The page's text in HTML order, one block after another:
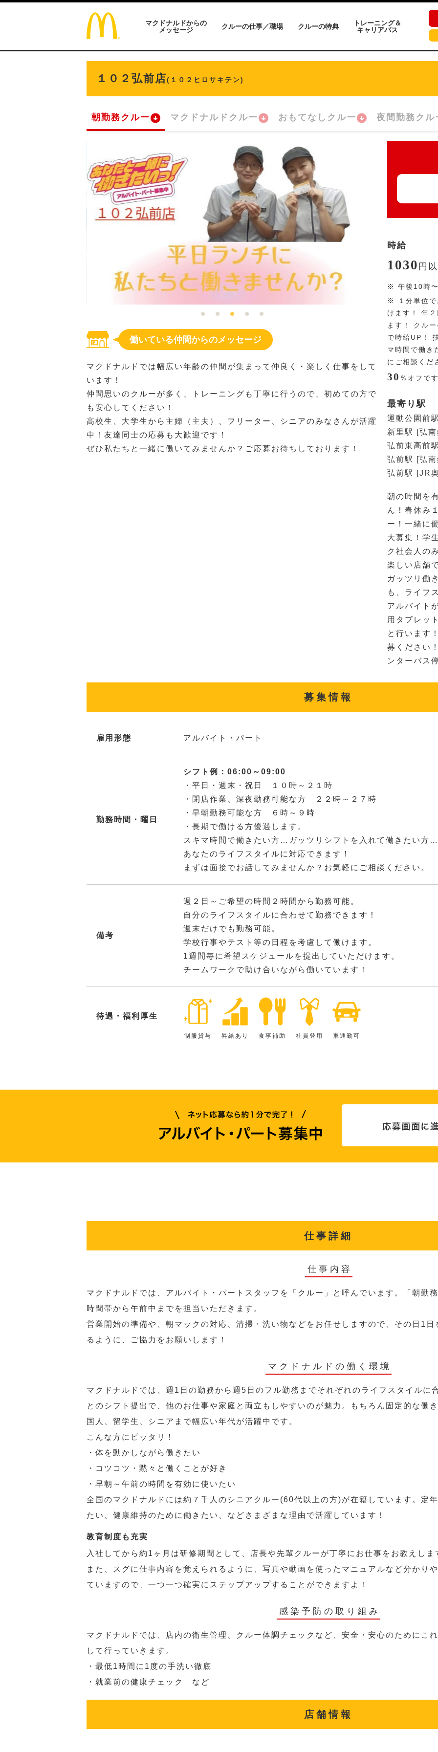
マクドナルドからの
メッセージ
クルーの仕事／職場 クルーの特典
トレーニング＆
キャリアパス
１０２弘前店(１０２ヒロサキテン)
朝勤務クルー マクドナルドクルー おもてなしクルー 夜間勤務クル
働いている仲間からのメッセージ
マクドナルドでは幅広い年齢の仲間が集まって仲良く・楽しく仕事をして
います！
仲間思いのクルーが多く、トレーニングも丁寧に行うので、初めての方で
も安心してください！
高校生、大学生から主婦（主夫）、フリーター、シニアのみなさんが活躍
中！友達同士の応募も大歓迎です！
ぜひ私たちと一緒に働いてみませんか？ご応募お待ちしております！
時給
1030 円
※ 午後10時
※
１分単位
けます！ 年
ます！ クル
で時給UP！
マ時間で働き
にご相談くだ
30 ％ オフです
最寄り駅
運動公園前
新里駅 [弘
弘前東高前
弘前駅 [弘
弘前駅 [JR
朝の時間を
ん！春休み
ー！一緒に
大募集！学
ク社会人の
楽しい店舗
ガッツリ働
も、ライフ
アルバイト
用タブレッ
と行います
募ください
ンターバス
募集情報
雇用形態 アルバイト・パート
勤務時間・曜日
シフト例：06:00～09:00
・平日・週末・祝日 １０時～２１時
・閉店作業、深夜勤務可能な方 ２２時～２７時
・早朝勤務可能な方 ６時～９時
・長期で働ける方優遇します。
スキマ時間で働きたい方…ガッツリシフトを入れて働きたい方…
あなたのライフスタイルに対応できます！
まずは面接でお話してみませんか？お気軽にご相談ください。
備考
週２日～ご希望の時間２時間から勤務可能。
自分のライフスタイルに合わせて勤務できます！
週末だけでも勤務可能。
学校行事やテスト等の日程を考慮して働けます。
1週間毎に希望スケジュールを提出していただけます。
チームワークで助け合いながら働いています！
待遇・福利厚生
制服貸与 昇給あり 食事補助 社員登用 車通勤可
仕事詳細
仕事内容
マクドナルドでは、アルバイト・パートスタッフを「クルー」と呼んでいます。「朝勤
時間帯から午前中までを担当いただきます。
営業開始の準備や、朝マックの対応、清掃・洗い物などをお任せしますので、その日1
るように、ご協力をお願いします！
マクドナルドの働く環境
マクドナルドでは、週1日の勤務から週5日のフル勤務までそれぞれのライフスタイルに
とのシフト提出で、他のお仕事や家庭と両立もしやすいのが魅力。もちろん固定的な働
国人、留学生、シニアまで幅広い年代が活躍中です。
こんな方にピッタリ！
・体を動かしながら働きたい
・コツコツ・黙々と働くことが好き
・早朝～午前の時間を有効に使いたい
全国のマクドナルドには約７千人のシニアクルー(60代以上の方)が在籍しています。定
たい、健康維持のために働きたい、などさまざまな理由で活躍しています！
教育制度も充実
入社してから約1ヶ月は研修期間として、店長や先輩クルーが丁寧にお仕事をお教えしま
また、スグに仕事内容を覚えられるように、写真や動画を使ったマニュアルなど分かり
ていますので、一つ一つ確実にステップアップすることができますよ！
感染予防の取り組み
マクドナルドでは、店内の衛生管理、クルー体調チェックなど、安全・安心のためにこ
して行っていきます。
・最低1時間に1度の手洗い徹底
・就業前の健康チェック など
店舗情報